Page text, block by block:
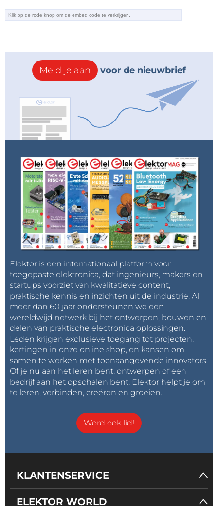
Meld je aan voor de nieuwbrief
Elektor is een internationaal platform voor
toegepaste elektronica, dat ingenieurs, makers en
startups voorziet van kwalitatieve content,
praktische kennis en inzichten uit de industrie. Al
meer dan 60 jaar ondersteunen we een
wereldwijd netwerk bij het ontwerpen, bouwen en
delen van praktische electronica oplossingen.
Leden krijgen exclusieve toegang tot projecten,
kortingen in onze online shop, en kansen om
samen te werken met toonaangevende innovators.
Of je nu aan het leren bent, ontwerpen of een
bedrijf aan het opschalen bent, Elektor helpt je om
te leren, verbinden, creëren en groeien.
Word ook lid!
KLANTENSERVICE
ELEKTOR WORLD